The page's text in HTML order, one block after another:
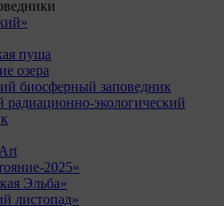
пуща
озера
биосферный заповедник
радиационно-экологический
2025»
Эльба»
листопад»